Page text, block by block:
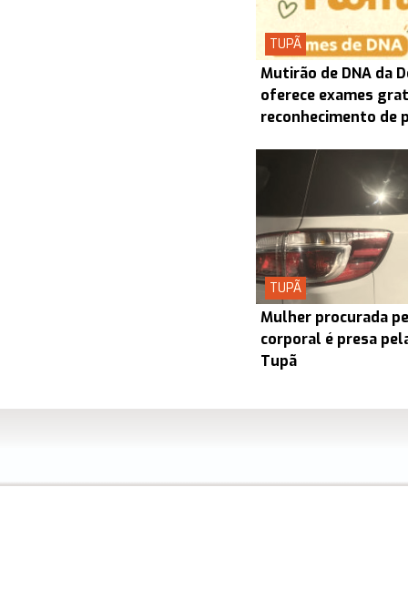
TUPÃ
Mutirão de DNA da
oferece exames
reconhecimento de
TUPÃ
Mulher procurada
corporal é presa
Tupã